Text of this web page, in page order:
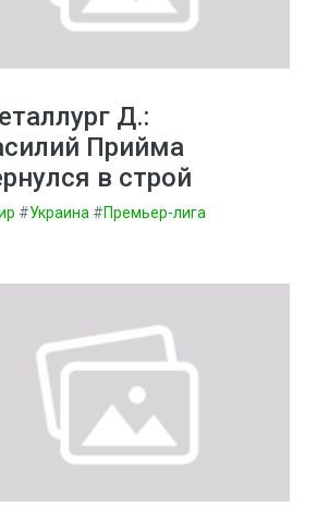
Д.:
Прийма
в строй
#Украина #Премьер-лига